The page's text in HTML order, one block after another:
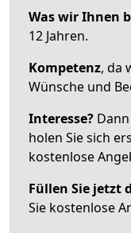
Was wir Ihnen
12 Jahren.
Kompetenz, da
Wünsche und
Interesse?
holen Sie sich
kostenlose
Füllen Sie jetzt
Sie kostenlose